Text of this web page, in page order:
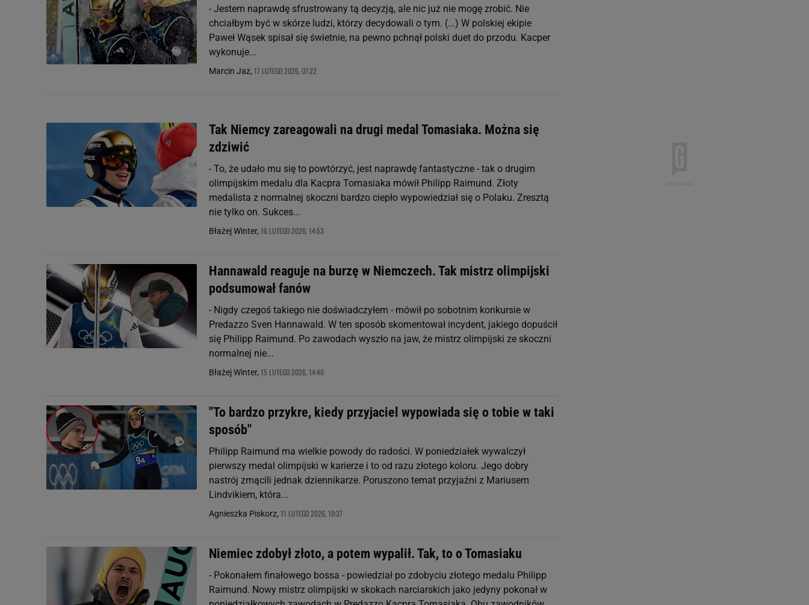
- Jestem naprawdę sfrustrowany tą decyzją, ale nic już nie mogę zrobić. Nie
chciałbym być w skórze ludzi, którzy decydowali o tym. (...) W polskiej ekipie
Paweł Wąsek spisał się świetnie, na pewno pchnął polski duet do przodu. Kacper
wykonuje...
Marcin Jaz, 17 LUTEGO 2026, 07:22
Tak Niemcy zareagowali na drugi medal Tomasiaka. Można się
zdziwić
- To, że udało mu się to powtórzyć, jest naprawdę fantastyczne - tak o drugim
olimpijskim medalu dla Kacpra Tomasiaka mówił Philipp Raimund. Złoty
medalista z normalnej skoczni bardzo ciepło wypowiedział się o Polaku. Zresztą
nie tylko on. Sukces...
Błażej Winter, 16 LUTEGO 2026, 14:53
Hannawald reaguje na burzę w Niemczech. Tak mistrz olimpijski
podsumował fanów
- Nigdy czegoś takiego nie doświadczyłem - mówił po sobotnim konkursie w
Predazzo Sven Hannawald. W ten sposób skomentował incydent, jakiego dopuścił
się Philipp Raimund. Po zawodach wyszło na jaw, że mistrz olimpijski ze skoczni
normalnej nie...
Błażej Winter, 15 LUTEGO 2026, 14:40
"To bardzo przykre, kiedy przyjaciel wypowiada się o tobie w taki
sposób"
Philipp Raimund ma wielkie powody do radości. W poniedziałek wywalczył
pierwszy medal olimpijski w karierze i to od razu złotego koloru. Jego dobry
nastrój zmącili jednak dziennikarze. Poruszono temat przyjaźni z Mariusem
Lindvikiem, która...
Agnieszka Piskorz, 11 LUTEGO 2026, 10:37
Niemiec zdobył złoto, a potem wypalił. Tak, to o Tomasiaku
- Pokonałem finałowego bossa - powiedział po zdobyciu złotego medalu Philipp
Raimund. Nowy mistrz olimpijski w skokach narciarskich jako jedyny pokonał w